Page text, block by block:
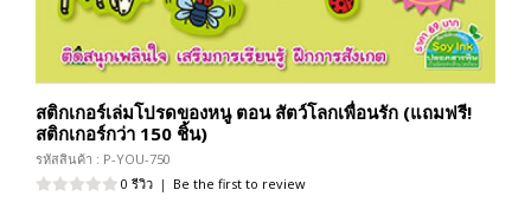
สติกเกอร์เล่มโปรดของหนู ตอน สัตว์โลกเพื่อนรัก (แถมฟรี!
สติกเกอร์กว่า 150 ชิ้น)
รหัสสินค้า : P-YOU-750
0 รีวิว | Be the first to review